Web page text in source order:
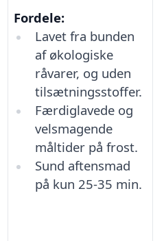
Fordele:
Lavet fra bunden
af økologiske
råvarer, og uden
tilsætningsstoffer.
Færdiglavede og
velsmagende
måltider på frost.
Sund aftensmad
på kun 25-35 min.